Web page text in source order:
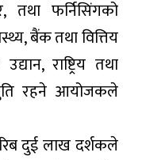
तथा फर्निसिंगको
बैंक तथा वित्तिय
राष्ट्रिय तथा
रहने आयोजकले
दुई लाख दर्शकले